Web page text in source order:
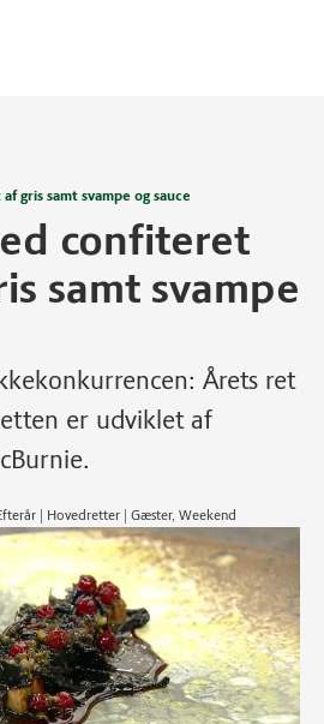
gris samt svampe og sauce
confiteret
samt svampe
Årets ret
er udviklet af
| Hovedretter | Gæster, Weekend